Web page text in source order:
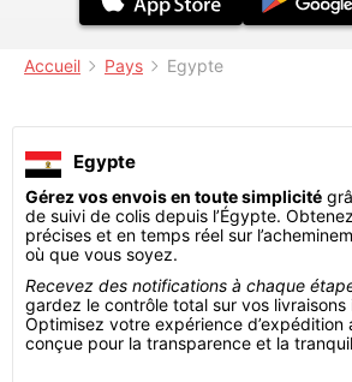
Accueil Pays Egypte
Egypte
Gérez vos envois en toute simplicité
de suivi de colis depuis l’Égypte.
précises et en temps réel sur
où que vous soyez.
Recevez des notifications à chaque
gardez le contrôle total sur vos livraisons
Optimisez votre expérience
conçue pour la transparence et la